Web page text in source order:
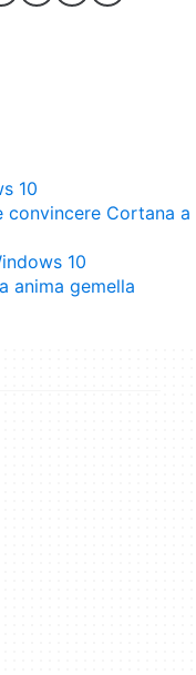
10
convincere Cortana a
10
anima gemella